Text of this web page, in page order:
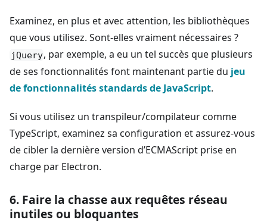
Examinez, en plus et avec attention, les bibliothèques
que vous utilisez. Sont-elles vraiment nécessaires ?
jQuery, par exemple, a eu un tel succès que plusieurs
de ses fonctionnalités font maintenant partie du jeu
de fonctionnalités standards de JavaScript.
Si vous utilisez un transpileur/compilateur comme
TypeScript, examinez sa configuration et assurez-vous
de cibler la dernière version d’ECMAScript prise en
charge par Electron.
6. Faire la chasse aux requêtes réseau
inutiles ou bloquantes